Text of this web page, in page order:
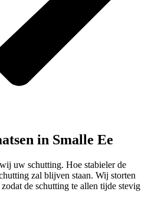
in Smalle Ee
uw schutting. Hoe stabieler de
zal blijven staan. Wij storten
de schutting te allen tijde stevig